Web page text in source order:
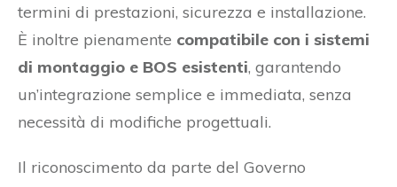
termini di prestazioni, sicurezza e installazione.
È inoltre pienamente compatibile con i sistemi
di montaggio e BOS esistenti, garantendo
un’integrazione semplice e immediata, senza
necessità di modifiche progettuali.
Il riconoscimento da parte del Governo